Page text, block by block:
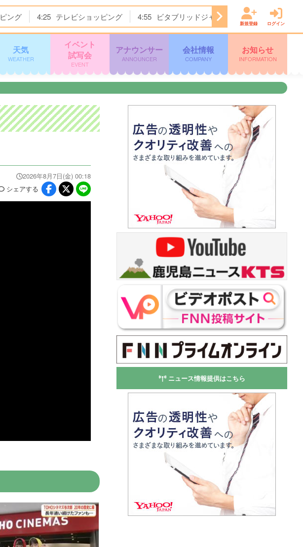
ング 4:25 テレビショッピング 4:55 ビタブリッドジャパンテレビショッピング
新規登録 ログイン
天気
WEATHER
イベント
試写会
EVENT
アナウンサー
ANNOUNCER
会社情報
COMPANY
お知らせ
INFORMATION
2026年8月7日(金) 00:18
シェアする
ニュース情報提供はこちら